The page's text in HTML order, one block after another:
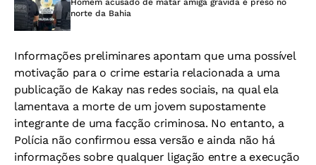
Homem acusado de matar amiga grávida é preso no
norte da Bahia
Informações preliminares apontam que uma possível
motivação para o crime estaria relacionada a uma
publicação de Kakay nas redes sociais, na qual ela
lamentava a morte de um jovem supostamente
integrante de uma facção criminosa. No entanto, a
Polícia não confirmou essa versão e ainda não há
informações sobre qualquer ligação entre a execução